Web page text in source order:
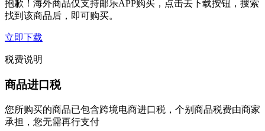
抱歉！海外商品仅支持邮乐APP购买，点击去下载按钮，搜索
找到该商品后，即可购买。
立即下载
税费说明
商品进口税
您所购买的商品已包含跨境电商进口税，个别商品税费由商家
承担，您无需再行支付